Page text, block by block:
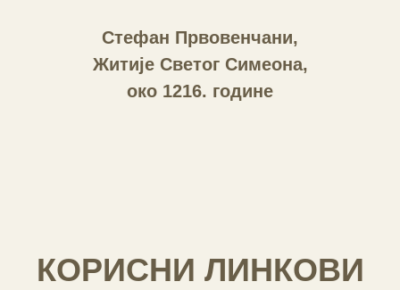
Стефан Првовенчани,
Житије Светог Симеона,
око 1216. године
КОРИСНИ ЛИНКОВИ